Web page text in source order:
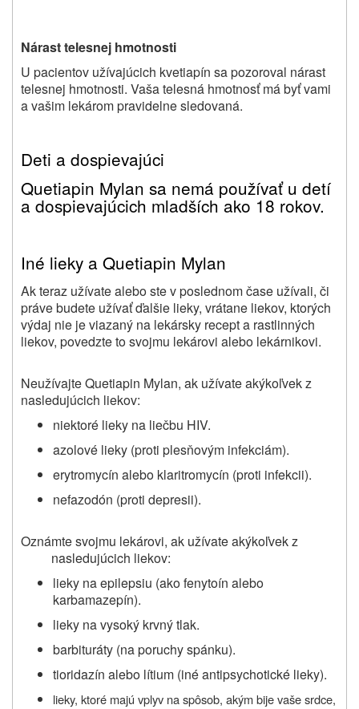
Nárast telesnej hmotnosti
U pacientov užívajúcich kvetiapín sa pozoroval nárast
telesnej hmotnosti. Vaša telesná hmotnosť má byť vami
a vašim lekárom pravidelne sledovaná.
Deti a dospievajúci
Quetiapin Mylan sa nemá používať u detí
a dospievajúcich mladších ako 18 rokov.
Iné lieky a Quetiapin Mylan
Ak teraz užívate alebo ste v poslednom čase užívali, či
práve budete užívať ďalšie lieky, vrátane liekov, ktorých
výdaj nie je viazaný na lekársky recept a rastlinných
liekov, povedzte to svojmu lekárovi alebo lekárnikovi.
Neužívajte Quetiapin Mylan, ak užívate akýkoľvek z
nasledujúcich liekov:
niektoré lieky na liečbu HIV.
azolové lieky (proti plesňovým infekciám).
erytromycín alebo klaritromycín (proti infekcii).
nefazodón (proti depresii).
Oznámte svojmu lekárovi, ak užívateakýkoľvek z
nasledujúcich liekov:
lieky na epilepsiu (ako fenytoín alebo
karbamazepín).
lieky na vysoký krvný tlak.
barbituráty (na poruchy spánku).
tioridazín alebo lítium (iné antipsychotické lieky).
lieky, ktoré majú vplyv na spôsob, akým bije vaše srdce,